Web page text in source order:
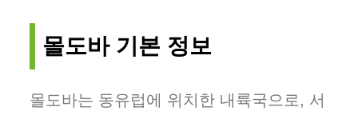
몰도바 기본 정보
몰도바는 동유럽에 위치한 내륙국으로, 서